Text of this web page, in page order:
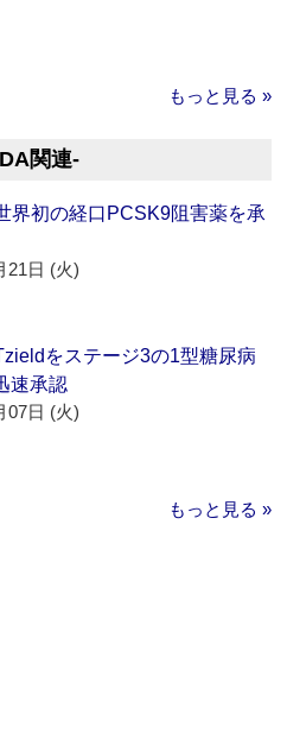
もっと見る »
関連‐
界初の経口PCSK9阻害薬を承
21日 (火)
をステージ3の1型糖尿病
速承認
07日 (火)
もっと見る »